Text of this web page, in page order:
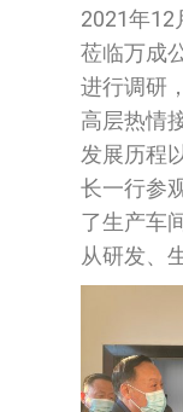
2021年12
莅临万成
进行调研
高层热情
发展历程
长一行参
了生产车
从研发、